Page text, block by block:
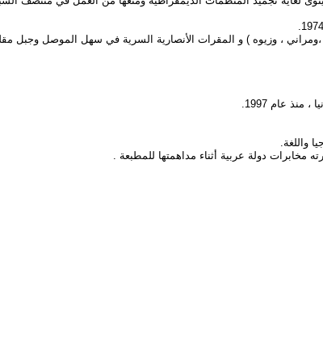
عام 1997.
واللغة.